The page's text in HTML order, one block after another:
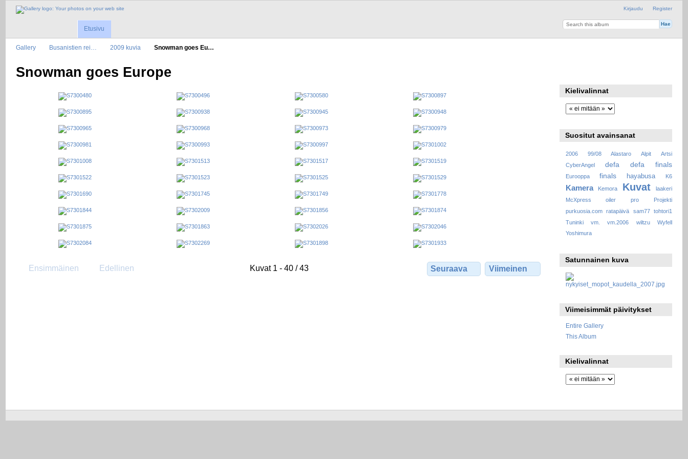
Kirjaudu Register
Etusivu
Gallery Busanistien rei… 2009 kuvia Snowman goes Eu…
Snowman goes Europe
Ensimmäinen Edellinen Kuvat 1 - 40 / 43 Seuraava Viimeinen
Kielivalinnat
Suositut avainsanat
2006 99/08 Alastaro Alpit
Artsi
CyberAngel
defa defa finals
Eurooppa finals hayabusa K6
Kamera Kemora Kuvat
laakeri
McXpress
oiler pro
Projekti
purkuosia.com
ratapäivä sam77
tohtori1
Tuninki
vm. vm.2006 wiltzu
Wyfell
Yoshimura
Satunnainen kuva
Viimeisimmät päivitykset
Entire Gallery
This Album
Kielivalinnat